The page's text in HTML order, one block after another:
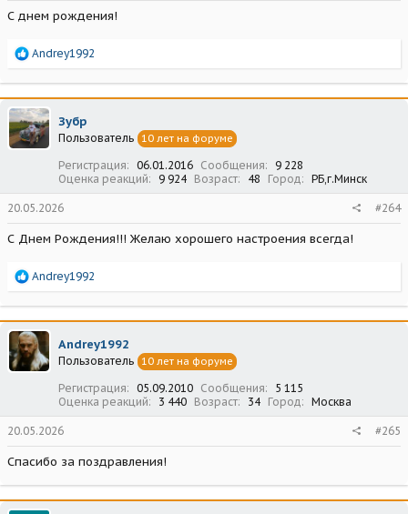
С днем рождения!
Р
а
к
ц
и
и
Andrey1992
Зубр
Пользователь 10 лет на форуме
Регистрация 06.01.2016 Сообщения
9 228
Оценка реакций
9 924 Возраст 48 Город РБ,г.Минск
20.05.2026 #264
С Днем Рождения!!! Желаю хорошего настроения всегда!
Р
а
к
ц
и
и
Andrey1992
Andrey1992
Пользователь 10 лет на форуме
Регистрация 05.09.2010 Сообщения
5 115
Оценка реакций
3 440 Возраст 34 Город Москва
20.05.2026 #265
Спасибо за поздравления!